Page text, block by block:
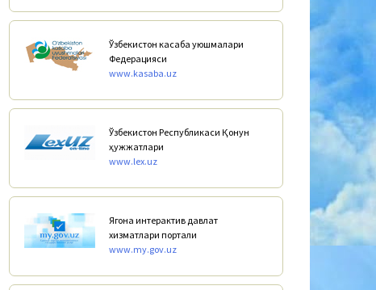
Ўзбекистон касаба уюшмалари
Федерацияси
www.kasaba.uz
Ўзбекистон Республикаси Қонун
ҳужжатлари
www.lex.uz
Ягона интерактив давлат
хизматлари портали
www.my.gov.uz